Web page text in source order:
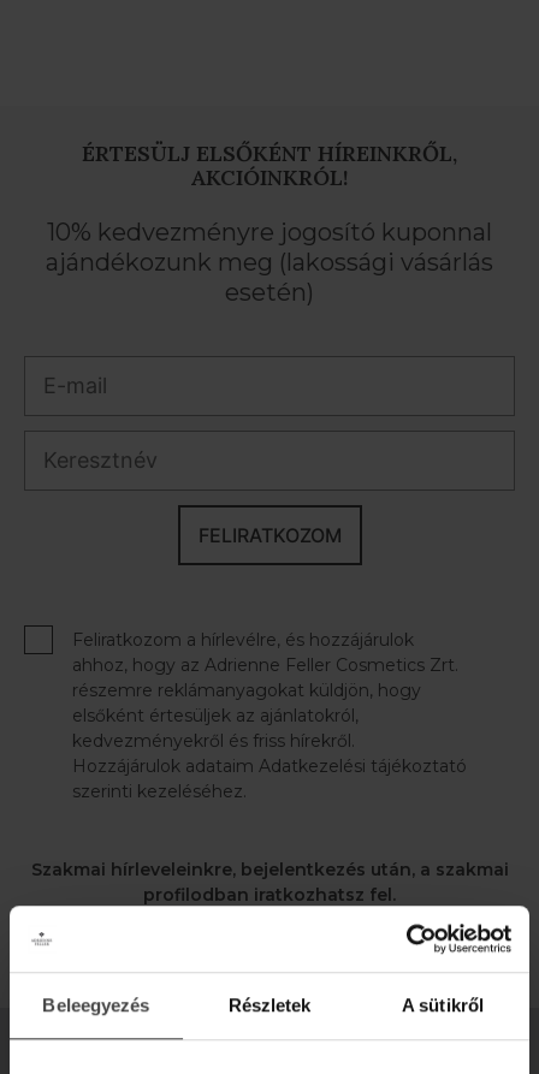
Beleegyezés Részletek A sütikről
ÉRTESÜLJ ELSŐKÉNT HÍREINKRŐL,
AKCIÓINKRÓL!
10% kedvezményre jogosító kuponnal
ajándékozunk meg (lakossági vásárlás
esetén)
FELIRATKOZOM
Feliratkozom a hírlevélre, és hozzájárulok
ahhoz, hogy az Adrienne Feller Cosmetics Zrt.
részemre reklámanyagokat küldjön, hogy
elsőként értesüljek az ajánlatokról,
kedvezményekről és friss hírekről.
Hozzájárulok adataim Adatkezelési tájékoztató
szerinti kezeléséhez.
Szakmai hírleveleinkre, bejelentkezés után, a szakmai
profilodban iratkozhatsz fel.